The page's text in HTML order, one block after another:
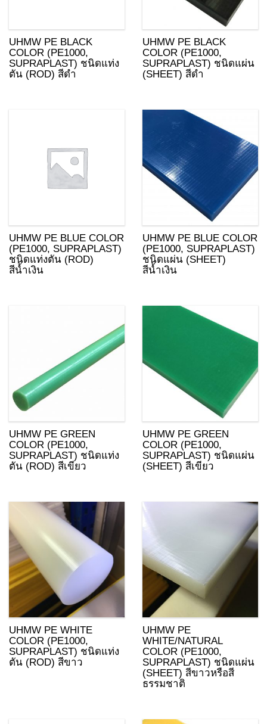
UHMW PE BLACK
COLOR (PE1000,
SUPRAPLAST) ชนิดแท่ง
ตัน (ROD) สีดำ
UHMW PE BLACK
COLOR (PE1000,
SUPRAPLAST) ชนิดแผ่น
(SHEET) สีดำ
UHMW PE BLUE COLOR
(PE1000, SUPRAPLAST)
ชนิดแท่งตัน (ROD)
สีน้ำเงิน
UHMW PE BLUE COLOR
(PE1000, SUPRAPLAST)
ชนิดแผ่น (SHEET)
สีน้ำเงิน
UHMW PE GREEN
COLOR (PE1000,
SUPRAPLAST) ชนิดแท่ง
ตัน (ROD) สีเขียว
UHMW PE GREEN
COLOR (PE1000,
SUPRAPLAST) ชนิดแผ่น
(SHEET) สีเขียว
UHMW PE WHITE
COLOR (PE1000,
SUPRAPLAST) ชนิดแท่ง
ตัน (ROD) สีขาว
UHMW PE
WHITE/NATURAL
COLOR (PE1000,
SUPRAPLAST) ชนิดแผ่น
(SHEET) สีขาวหรือสี
ธรรมชาติ